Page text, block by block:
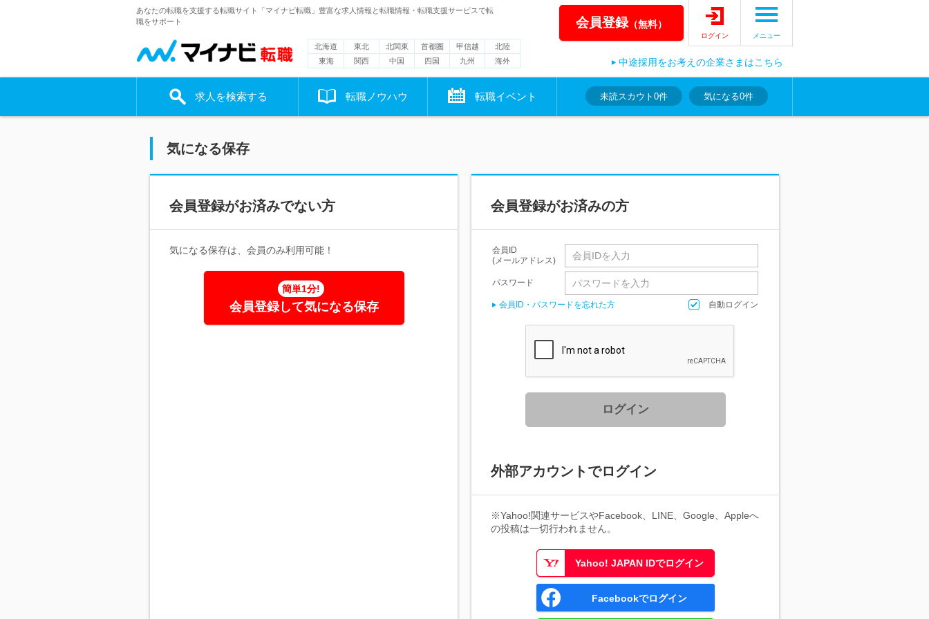
あなたの転職を支援する転職サイト「マイナビ転職」豊富な求人情報と転職情報・転職支援サービスで転
職をサポート
北海道 東北 北関東 首都圏 甲信越
北陸
東海
関西 中国 四国 九州 海外
会員登録（無料）
ログイン メニュー
中途採用をお考えの企業さまはこちら
求人を検索する 転職ノウハウ 転職イベント 未読スカウト 0件 気になる0件
気になる保存
会員登録がお済みでない方
気になる保存は、会員のみ利用可能！
簡単1分!
会員登録して気になる保存
会員登録がお済みの方
会員ID
(メールアドレス)
パスワード
会員ID・パスワードを忘れた方 自動ログイン
ログイン
外部アカウントでログイン
※Yahoo!関連サービスやFacebook、LINE、Google、Appleへ
の投稿は一切行われません。
Yahoo! JAPAN IDでログイン
Facebookでログイン